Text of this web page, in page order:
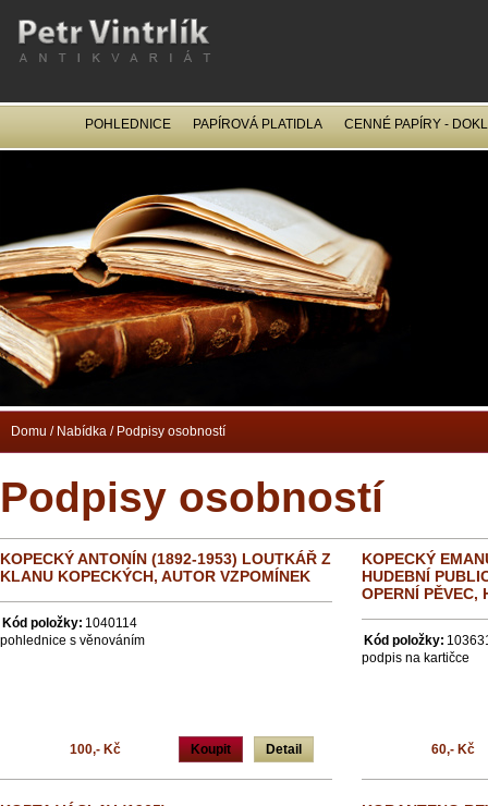
Podpisy osobností
KOPECKÝ ANTONÍN (1892-1953) LOUTKÁŘ Z
KLANU KOPECKÝCH, AUTOR VZPOMÍNEK
Kód položky: 1040114
pohlednice s věnováním
Koupit Detail
100,- Kč
KOPECKÝ
HUDEBNÍ
OPERNÍ PĚVEC,
Kód položky:
podpis na kartičce
60,- Kč
POHLEDNICE PAPÍROVÁ PLATIDLA CENNÉ PAPÍRY -
Domu / Nabídka / Podpisy osobností